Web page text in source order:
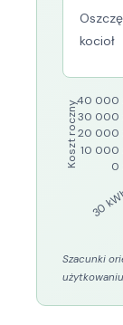
kocioł
Szacunki